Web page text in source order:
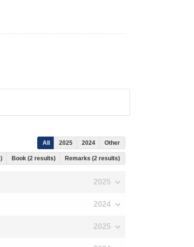
All 2025 2024 Other
Book (2 results) Remarks (2 results)
2025
2024
2025